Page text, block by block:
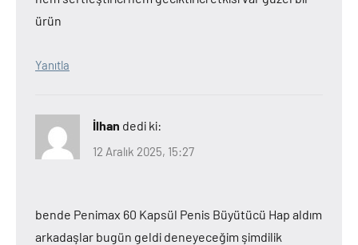
ürün
Yanıtla
İlhan dedi ki:
12 Aralık 2025, 15:27
bende Penimax 60 Kapsül Penis Büyütücü Hap aldım
arkadaşlar bugün geldi deneyeceğim şimdilik